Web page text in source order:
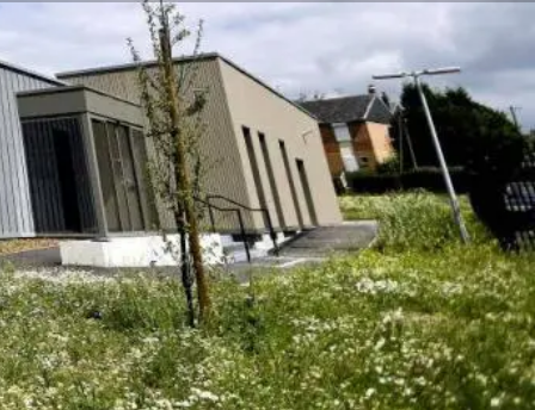
ATTENTIFS AUX ENFANTS
qui mêle les approches psycho-